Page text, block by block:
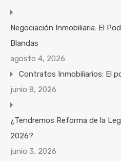
Negociación Inmobiliaria: El
Blandas
agosto 4, 2026
Contratos Inmobiliarios: El
junio 8, 2026
¿Tendremos Reforma de la
2026?
junio 3, 2026